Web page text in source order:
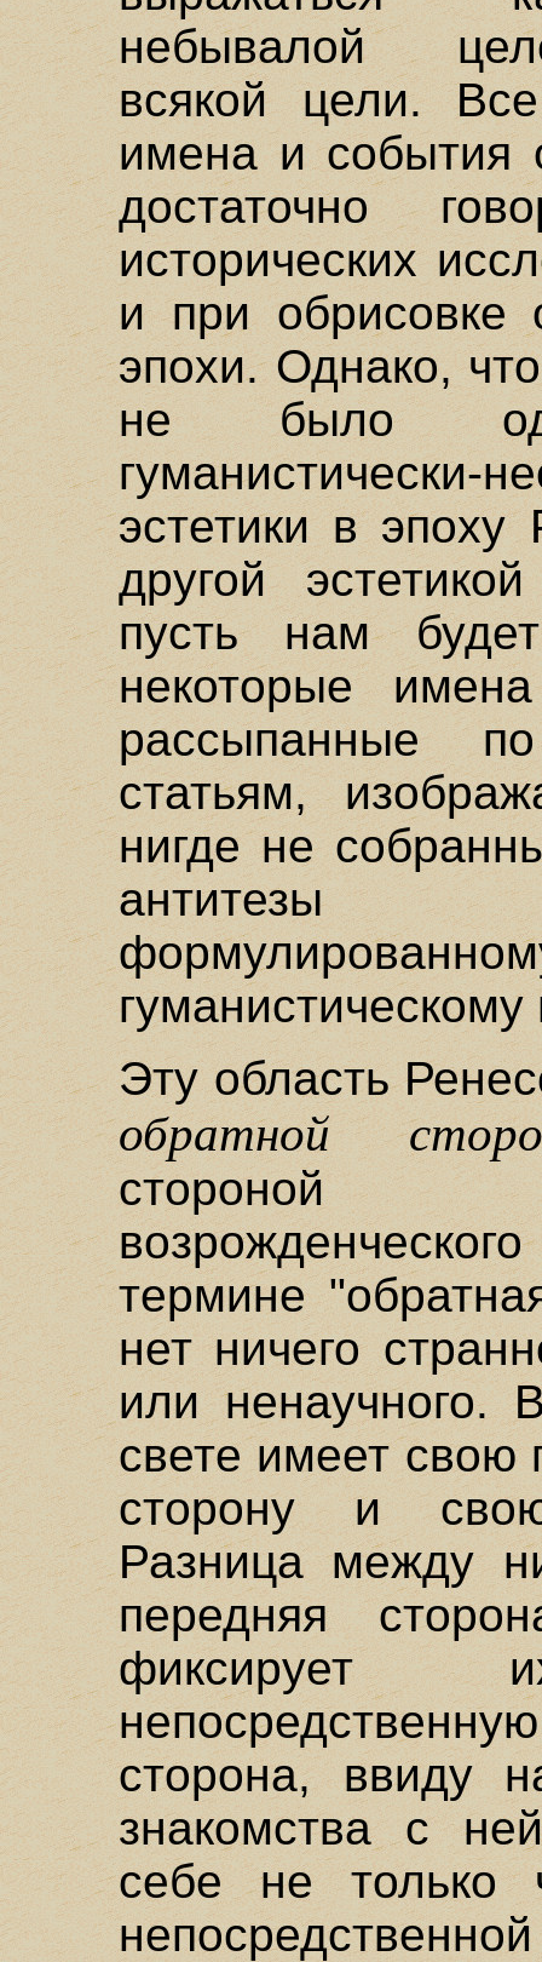
небывалой
всякой цели.
имена и события
достаточно
исторических
и при обрисовке
эпохи. Однако,
не было
гуманистически-
эстетики в эпоху
другой
пусть нам
некоторые
рассыпанные
статьям,
нигде не
антитезы
Эту область
обратной
стороной
термине
нет ничего
или ненаучного.
свете имеет
сторону и
Разница между
передняя
сторона, ввиду
знакомства с
себе не только